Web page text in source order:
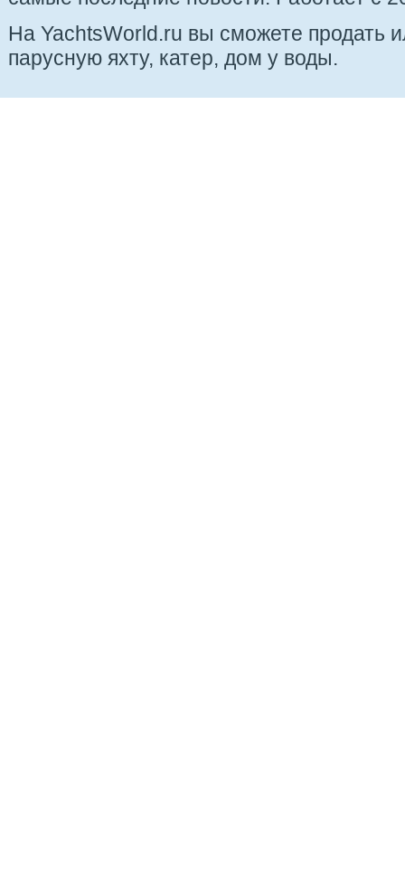
На YachtsWorld.ru вы сможете продать
парусную яхту, катер, дом у воды.